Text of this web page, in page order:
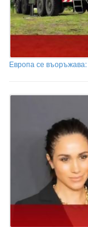
Европа се